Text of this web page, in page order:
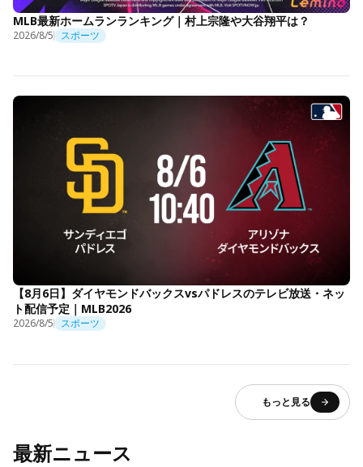
MLB最新ホームランランキング｜村上宗隆や大谷翔平は？
2026/8/5 スポーツ
【8月6日】ダイヤモンドバックスvsパドレスのテレビ放送・ネッ
ト配信予定｜MLB2026
2026/8/5 スポーツ
もっと見る
最新ニュース